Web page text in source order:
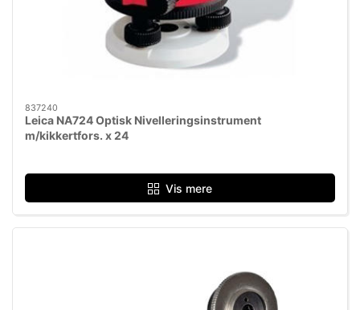
837240
Leica NA724 Optisk Nivelleringsinstrument
m/kikkertfors. x 24
Vis mere